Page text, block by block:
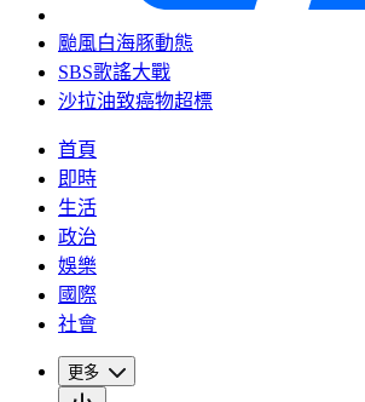
颱風白海豚動態
SBS歌謠大戰
沙拉油致癌物超標
首頁
即時
生活
政治
娛樂
國際
社會
更多